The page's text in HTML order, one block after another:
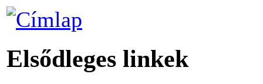
Elsődleges linkek